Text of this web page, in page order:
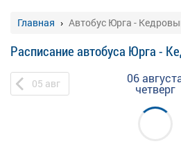
Главная Автобус Юрга -
Расписание автобуса Юрга -
05 авг 06
четверг